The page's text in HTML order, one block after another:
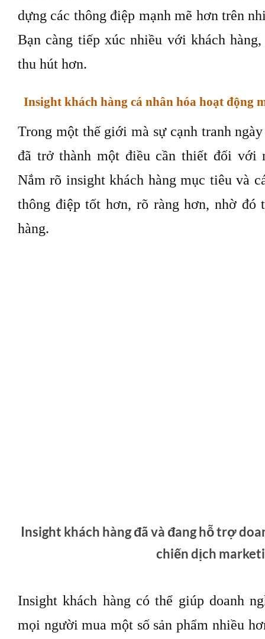
Thu thập insight khách hàng từ các diễn
có thể đem đến nguồn cảm hứng mới
hứng, ý tưởng cho nội dung có thể dựa
đã trải qua, những vấn đề khó khăn mà
những điều mang tính thời sự đang
hoặc truyền thông sau đó có thể tận
dựng các thông điệp mạnh mẽ hơn trên
Bạn càng tiếp xúc nhiều với khách